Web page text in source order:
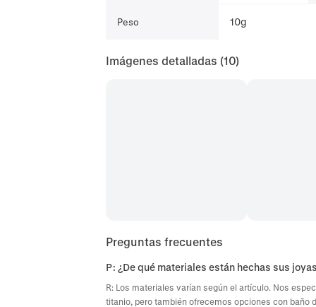
Peso 10g
Imágenes detalladas (10)
Preguntas frecuentes
P: ¿De qué materiales están hechas sus
R: Los materiales varían según el artículo. Nos
titanio, pero también ofrecemos opciones con baño